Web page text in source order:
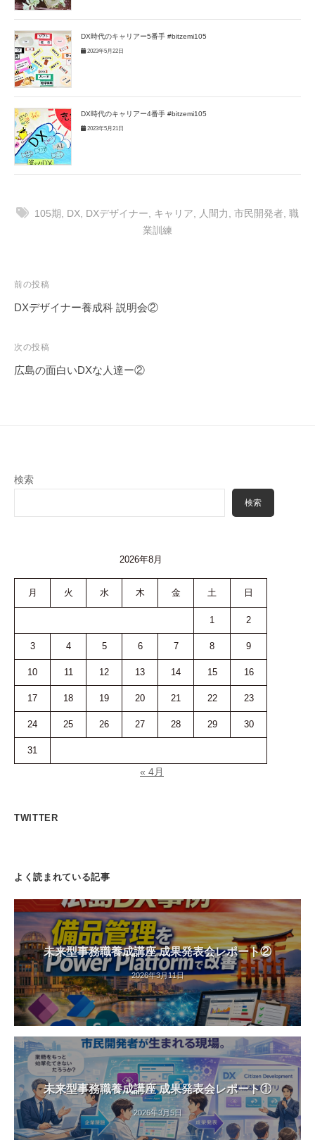
DX時代のキャリアー5番手 #bitzemi105
2023年5月22日
DX時代のキャリアー4番手 #bitzemi105
2023年5月21日
105期 DX DXデザイナー キャリア 人間力 市民開発者 職
業訓練
投
稿
ビ
ゲ
前の投稿
DXデザイナー養成科 説明会②
次の投稿
広島の面白いDXな人達ー②
検索
検索
2026年8月
月 火 水 木 金 土 日
1 2
3 4 5 6 7 8 9
10 11 12 13 14 15 16
17 18 19 20 21 22 23
24 25 26 27 28 29 30
31
« 4月
TWITTER
よく読まれている記事
未来型事務職養成講座 成果発表会レポート②
2026年3月11日
未来型事務職養成講座 成果発表会レポート①
2026年3月5日